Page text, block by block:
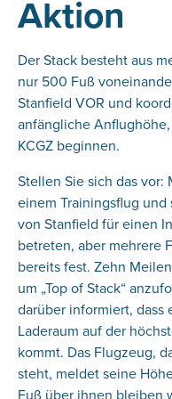
Aktion
Der Stack besteht aus
nur 500 Fuß
Stanfield VOR und
anfängliche
KCGZ beginnen.
Stellen Sie sich das
einem Trainingsflug und
von Stanfield für einen
betreten, aber mehrere
bereits fest. Zehn
um „Top of Stack“
darüber informiert, dass
Laderaum auf der
kommt. Das Flugzeug,
steht, meldet seine
Fuß über ihnen bleiben